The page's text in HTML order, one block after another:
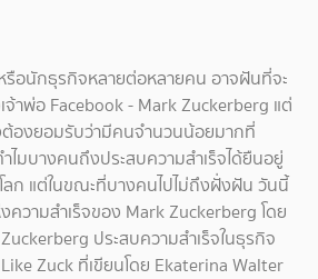
รือนักธุรกิจหลายต่อหลายคน อาจฝันที่จะ
จ้าพ่อ Facebook - Mark Zuckerberg แต่
ต้องยอมรับว่ามีคนจำนวนน้อยมากที่
ไมบางคนถึงประสบความสำเร็จได้ยืนอยู่
ก แต่ในขณะที่บางคนไปไม่ถึงฝั่งฝัน วันนี้
ความสำเร็จของ Mark Zuckerberg โดย
ประสบความสำเร็จในธุรกิจ
Zuck ที่เขียนโดย Ekaterina Walter